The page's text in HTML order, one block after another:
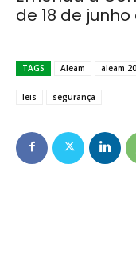
de 18 de junho
TAGS Aleam aleam
leis segurança